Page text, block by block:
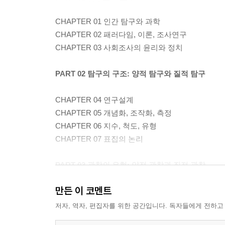
CHAPTER 01 인간 탐구와 과학
CHAPTER 02 패러다임, 이론, 조사연구
CHAPTER 03 사회조사의 윤리와 정치
PART 02 탐구의 구조: 양적 탐구와 질적 탐구
CHAPTER 04 연구설계
CHAPTER 05 개념화, 조작화, 측정
CHAPTER 06 지수, 척도, 유형
CHAPTER 07 표집의 논리
PART 03 관찰의 유형: 양적 관찰과 질적 관찰
CHAPTER 08 실험
CHAPTER 09 서베이 조사
만든 이 코멘트
저자, 역자, 편집자를 위한 공간입니다. 독자들에게 전하